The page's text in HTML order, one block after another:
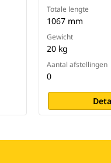
Totale lengte
1067 mm
Gewicht
20 kg
Aantal afstellingen
0